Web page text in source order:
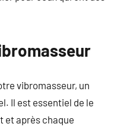
vibromasseur, un
Il est essentiel de le
et après chaque